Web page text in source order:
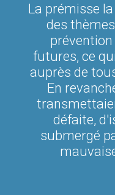
La prémisse
des
futures, ce
auprès de
En
défaite,
submergé